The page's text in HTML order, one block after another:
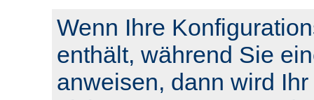
Wenn Ihre
enthält, während Sie
anweisen, dann wird